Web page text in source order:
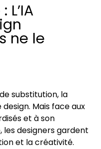
L’IA
ne le
substitution, la
Mais face aux
et à son
les designers gardent
et la créativité.